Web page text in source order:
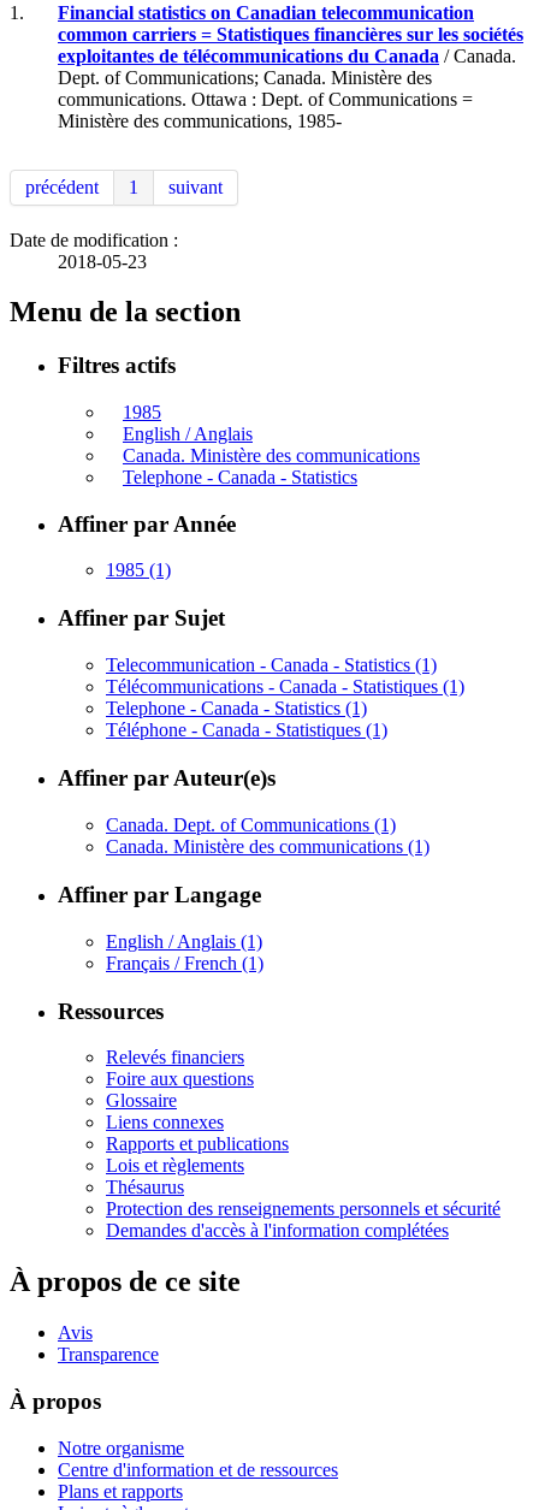
1.
Financial statistics on Canadian telecommunication
common carriers = Statistiques financières sur les sociétés
exploitantes de télécommunications du Canada / Canada.
Dept. of Communications; Canada. Ministère des
communications. Ottawa : Dept. of Communications =
Ministère des communications, 1985-
précédent 1 suivant
Date de modification :
2018-05-23
Menu de la section
Filtres actifs
1985
English / Anglais
Canada. Ministère des communications
Telephone - Canada - Statistics
Affiner par Année
1985 (1)
Affiner par Sujet
Telecommunication - Canada - Statistics (1)
Télécommunications - Canada - Statistiques (1)
Telephone - Canada - Statistics (1)
Téléphone - Canada - Statistiques (1)
Affiner par Auteur(e)s
Canada. Dept. of Communications (1)
Canada. Ministère des communications (1)
Affiner par Langage
English / Anglais (1)
Français / French (1)
Ressources
Relevés financiers
Foire aux questions
Glossaire
Liens connexes
Rapports et publications
Lois et règlements
Thésaurus
Protection des renseignements personnels et sécurité
Demandes d'accès à l'information complétées
À propos de ce site
Avis
Transparence
À propos
Notre organisme
Centre d'information et de ressources
Plans et rapports